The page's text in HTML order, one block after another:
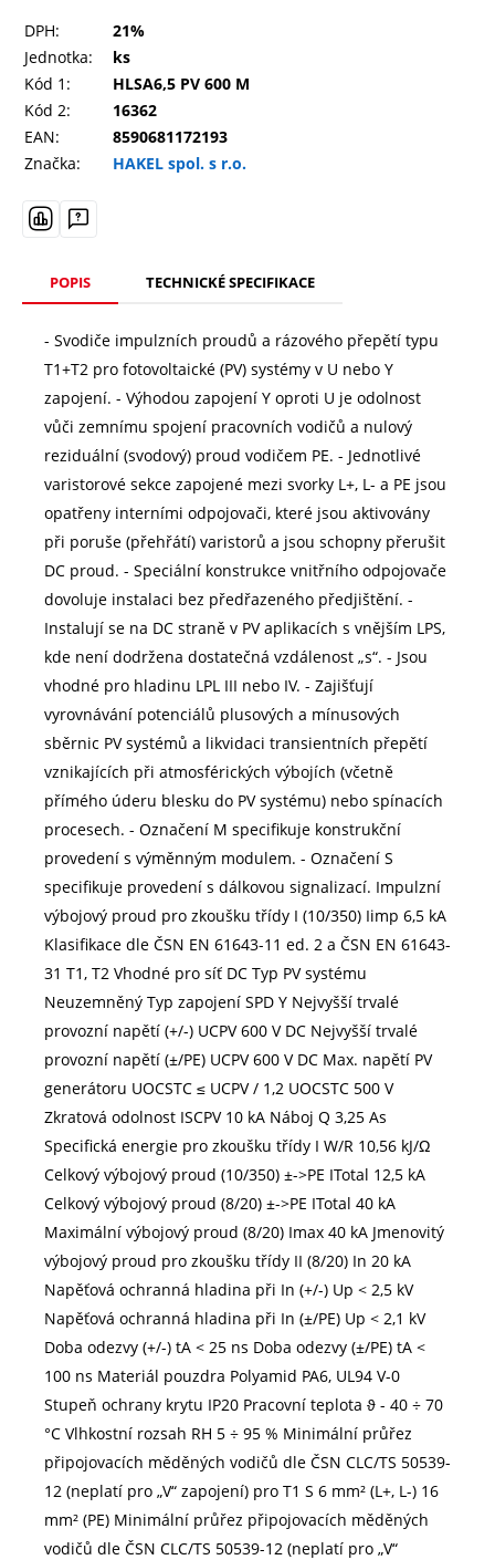
DPH:
21%
Jednotka:
ks
Kód 1:
HLSA6,5 PV 600 M
Kód 2:
16362
EAN:
8590681172193
Značka:
HAKEL spol. s r.o.
POPIS TECHNICKÉ SPECIFIKACE
- Svodiče impulzních proudů a rázového přepětí typu
T1+T2 pro fotovoltaické (PV) systémy v U nebo Y
zapojení. - Výhodou zapojení Y oproti U je odolnost
vůči zemnímu spojení pracovních vodičů a nulový
reziduální (svodový) proud vodičem PE. - Jednotlivé
varistorové sekce zapojené mezi svorky L+, L- a PE jsou
opatřeny interními odpojovači, které jsou aktivovány
při poruše (přehřátí) varistorů a jsou schopny přerušit
DC proud. - Speciální konstrukce vnitřního odpojovače
dovoluje instalaci bez předřazeného předjištění. -
Instalují se na DC straně v PV aplikacích s vnějším LPS,
kde není dodržena dostatečná vzdálenost „s“. - Jsou
vhodné pro hladinu LPL III nebo IV. - Zajišťují
vyrovnávání potenciálů plusových a mínusových
sběrnic PV systémů a likvidaci transientních přepětí
vznikajících při atmosférických výbojích (včetně
přímého úderu blesku do PV systému) nebo spínacích
procesech. - Označení M specifikuje konstrukční
provedení s výměnným modulem. - Označení S
specifikuje provedení s dálkovou signalizací. Impulzní
výbojový proud pro zkoušku třídy I (10/350) Iimp 6,5 kA
Klasifikace dle ČSN EN 61643-11 ed. 2 a ČSN EN 61643-
31 T1, T2 Vhodné pro síť DC Typ PV systému
Neuzemněný Typ zapojení SPD Y Nejvyšší trvalé
provozní napětí (+/-) UCPV 600 V DC Nejvyšší trvalé
provozní napětí (±/PE) UCPV 600 V DC Max. napětí PV
generátoru UOCSTC ≤ UCPV / 1,2 UOCSTC 500 V
Zkratová odolnost ISCPV 10 kA Náboj Q 3,25 As
Specifická energie pro zkoušku třídy I W/R 10,56 kJ/Ω
Celkový výbojový proud (10/350) ±->PE ITotal 12,5 kA
Celkový výbojový proud (8/20) ±->PE ITotal 40 kA
Maximální výbojový proud (8/20) Imax 40 kA Jmenovitý
výbojový proud pro zkoušku třídy II (8/20) In 20 kA
Napěťová ochranná hladina při In (+/-) Up < 2,5 kV
Napěťová ochranná hladina při In (±/PE) Up < 2,1 kV
Doba odezvy (+/-) tA < 25 ns Doba odezvy (±/PE) tA <
100 ns Materiál pouzdra Polyamid PA6, UL94 V-0
Stupeň ochrany krytu IP20 Pracovní teplota ϑ - 40 ÷ 70
°C Vlhkostní rozsah RH 5 ÷ 95 % Minimální průřez
připojovacích měděných vodičů dle ČSN CLC/TS 50539-
12 (neplatí pro „V“ zapojení) pro T1 S 6 mm² (L+, L-) 16
mm² (PE) Minimální průřez připojovacích měděných
vodičů dle ČSN CLC/TS 50539-12 (neplatí pro „V“